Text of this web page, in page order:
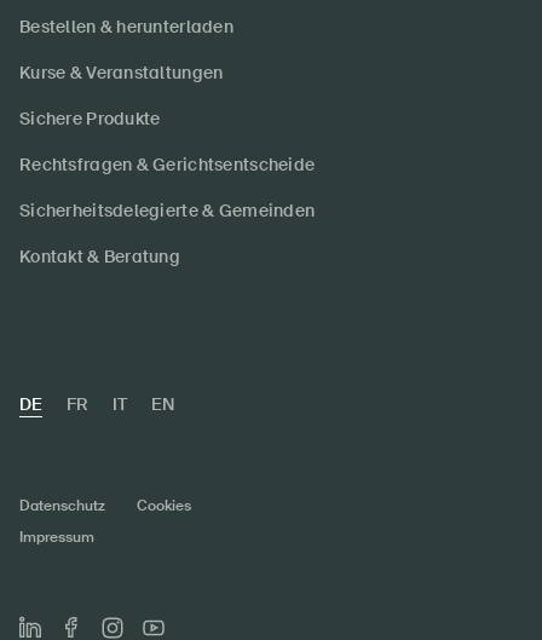
Bestellen & herunterladen
Kurse & Veranstaltungen
Sichere Produkte
Rechtsfragen & Gerichtsentscheide
Sicherheitsdelegierte & Gemeinden
Kontakt & Beratung
DE FR IT EN
Datenschutz
Cookies
Impressum